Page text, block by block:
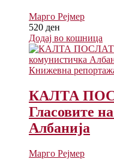
Марго Рејмер
520 ден
Додај во кошница
Книжевна
КАЛТА
Гласовите
Албанија
Марго Рејмер